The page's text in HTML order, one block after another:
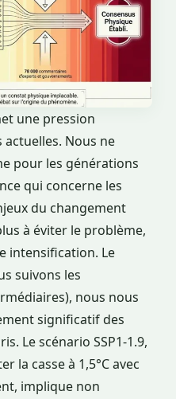
une pression
Nous ne
pour les générations
qui concerne les
du changement
à éviter le problème,
intensification. Le
suivons les
nous nous
significatif des
Le scénario SSP1-1.9,
la casse à 1,5°C avec
implique non